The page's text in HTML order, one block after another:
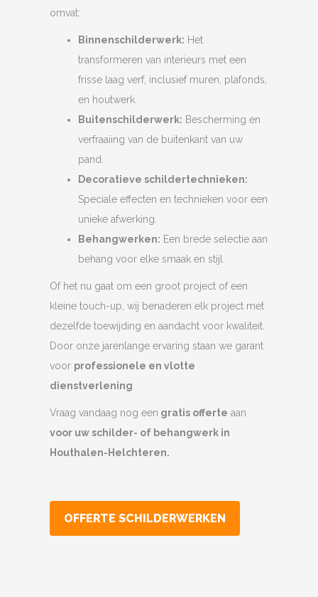
omvat:
Binnenschilderwerk: Het
transformeren van interieurs met een
frisse laag verf, inclusief muren, plafonds,
en houtwerk.
Buitenschilderwerk: Bescherming en
verfraaiing van de buitenkant van uw
pand.
Decoratieve schildertechnieken:
Speciale effecten en technieken voor een
unieke afwerking.
Behangwerken: Een brede selectie aan
behang voor elke smaak en stijl.
Of het nu gaat om een groot project of een
kleine touch-up, wij benaderen elk project met
dezelfde toewijding en aandacht voor kwaliteit.
Door onze jarenlange ervaring staan we garant
voor professionele en vlotte
dienstverlening.
Vraag vandaag nog een gratis offerte aan
voor uw schilder- of behangwerk in
Houthalen-Helchteren.
OFFERTE SCHILDERWERKEN